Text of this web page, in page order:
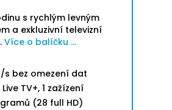
s rychlým levným
a exkluzivní televizní
Více o balíčku ...
s bez omezení dat
TV+, 1 zažízení
(28 full HD)